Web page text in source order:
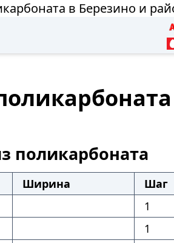
в Березино и
поликарбоната
Ширина Шаг
1
1